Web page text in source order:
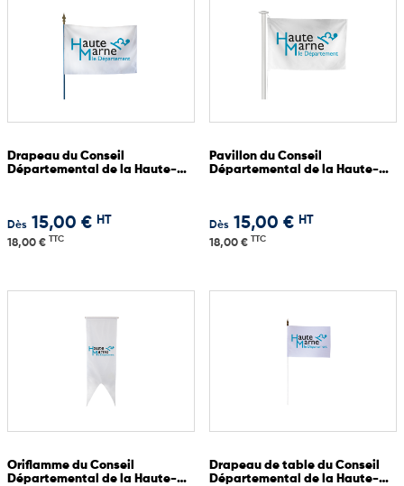
Drapeau du Conseil
Départemental de la Haute-
Dès 15,00 € HT
18,00 € TTC
Pavillon du Conseil
Départemental de la Haute-
Dès 15,00 € HT
18,00 € TTC
Oriflamme du Conseil
Départemental de la Haute-
Drapeau de table du Conseil
Départemental de la Haute-